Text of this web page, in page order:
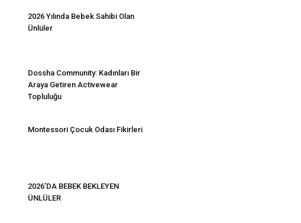
2026 Yılında Bebek Sahibi Olan
Ünlüler
Dossha Community: Kadınları Bir
Araya Getiren Activewear
Topluluğu
Montessori Çocuk Odası Fikirleri
2026’DA BEBEK BEKLEYEN
ÜNLÜLER